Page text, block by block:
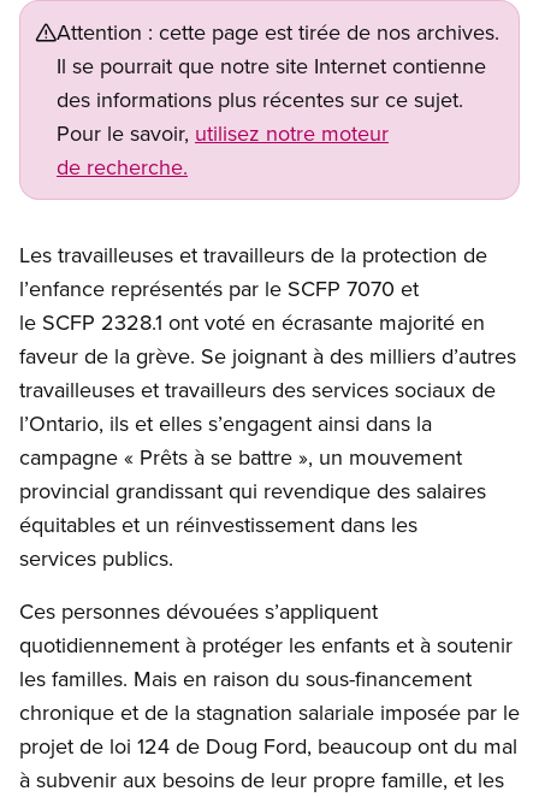
Attention : cette page est tirée de nos archives.
Il se pourrait que notre site Internet contienne
des informations plus récentes sur ce sujet.
Pour le savoir, utilisez notre moteur
de recherche.
Les travailleuses et travailleurs de la protection de
l’enfance représentés par le SCFP 7070 et
le SCFP 2328.1 ont voté en écrasante majorité en
faveur de la grève. Se joignant à des milliers d’autres
travailleuses et travailleurs des services sociaux de
l’Ontario, ils et elles s’engagent ainsi dans la
campagne « Prêts à se battre », un mouvement
provincial grandissant qui revendique des salaires
équitables et un réinvestissement dans les
services publics.
Ces personnes dévouées s’appliquent
quotidiennement à protéger les enfants et à soutenir
les familles. Mais en raison du sous-financement
chronique et de la stagnation salariale imposée par le
projet de loi 124 de Doug Ford, beaucoup ont du mal
à subvenir aux besoins de leur propre famille, et les